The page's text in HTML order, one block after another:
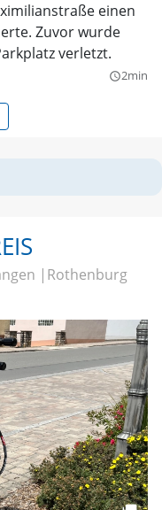
einen
Zuvor wurde
verletzt.
query_builder2min
Rothenburg